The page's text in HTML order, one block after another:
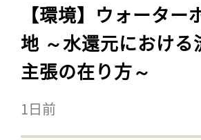
【環境】ウォータ
地 ～水還元におけ
主張の在り方～
1日前